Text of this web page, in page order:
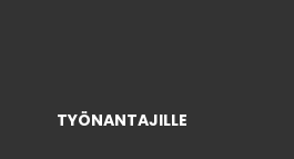
TYÖNANTAJILLE